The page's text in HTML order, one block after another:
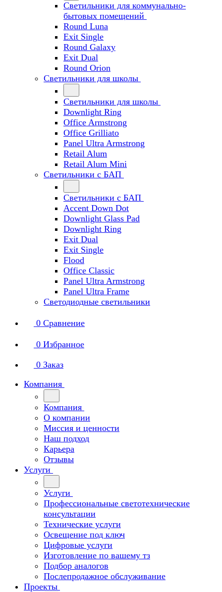
Светильники для коммунально-
бытовых помещений
Round Luna
Exit Single
Round Galaxy
Exit Dual
Round Orion
Светильники для школы
Светильники для школы
Downlight Ring
Office Armstrong
Office Grilliato
Panel Ultra Armstrong
Retail Alum
Retail Alum Mini
Светильники с БАП
Светильники с БАП
Accent Down Dot
Downlight Glass Pad
Downlight Ring
Exit Dual
Exit Single
Flood
Office Classic
Panel Ultra Armstrong
Panel Ultra Frame
Светодиодные светильники
0 Сравнение
0 Избранное
0 Заказ
Компания
Компания
О компании
Миссия и ценности
Наш подход
Карьера
Отзывы
Услуги
Услуги
Профессиональные светотехнические
консультации
Технические услуги
Освещение под ключ
Цифровые услуги
Изготовление по вашему тз
Подбор аналогов
Послепродажное обслуживание
Проекты